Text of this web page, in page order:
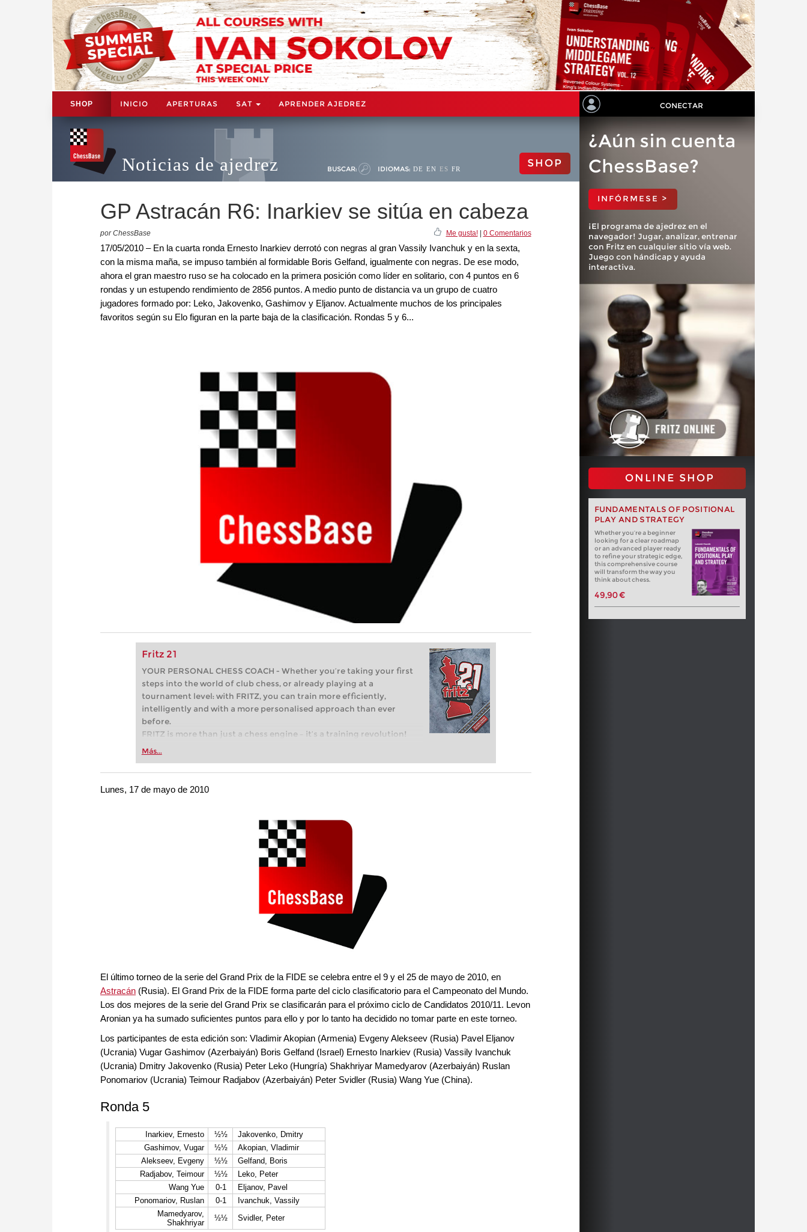
SHOP INICIO APERTURAS SAT APRENDER AJEDREZ CONECTAR
Noticias de ajedrez BUSCAR: IDIOMAS: DE EN ES FR SHOP
GP Astracán R6: Inarkiev se sitúa en cabeza
por ChessBase Me gusta!| 0 Comentarios
17/05/2010 – En la cuarta ronda Ernesto Inarkiev derrotó con negras al gran Vassily Ivanchuk y en la sexta,
con la misma maña, se impuso también al formidable Boris Gelfand, igualmente con negras. De ese modo,
ahora el gran maestro ruso se ha colocado en la primera posición como líder en solitario, con 4 puntos en 6
rondas y un estupendo rendimiento de 2856 puntos. A medio punto de distancia va un grupo de cuatro
jugadores formado por: Leko, Jakovenko, Gashimov y Eljanov. Actualmente muchos de los principales
favoritos según su Elo figuran en la parte baja de la clasificación. Rondas 5 y 6...
Fritz 21
YOUR PERSONAL CHESS COACH - Whether you’re taking your first
steps into the world of club chess, or already playing at a
tournament level: with FRITZ, you can train more efficiently,
intelligently and with a more personalised approach than ever
before.
FRITZ is more than just a chess engine – it’s a training revolution!
Whether you’re taking your first steps into the world of club chess,
more efficiently, intelligently and with a more personalised
approach than ever before.
Más...
¿Aún sin cuenta
ChessBase?
INFÓRMESE >
¡El programa de ajedrez en el
navegador! Jugar, analizar, entrenar
con Fritz en cualquier sitio vía web.
Juego con hándicap y ayuda
interactiva.
ONLINE SHOP
FUNDAMENTALS OF POSITIONAL
PLAY AND STRATEGY
Whether you‘re a beginner
looking for a clear roadmap
or an advanced player ready
to refine your strategic edge,
this comprehensive course
will transform the way you
think about chess.
49,90 €
Lunes, 17 de mayo de 2010
El último torneo de la serie del Grand Prix de la FIDE se celebra entre el 9 y el 25 de mayo de 2010, en
Astracán (Rusia). El Grand Prix de la FIDE forma parte del ciclo clasificatorio para el Campeonato del Mundo.
Los dos mejores de la serie del Grand Prix se clasificarán para el próximo ciclo de Candidatos 2010/11. Levon
Aronian ya ha sumado suficientes puntos para ello y por lo tanto ha decidido no tomar parte en este torneo.
Los participantes de esta edición son: Vladimir Akopian (Armenia) Evgeny Alekseev (Rusia) Pavel Eljanov
(Ucrania) Vugar Gashimov (Azerbaiyán) Boris Gelfand (Israel) Ernesto Inarkiev (Rusia) Vassily Ivanchuk
(Ucrania) Dmitry Jakovenko (Rusia) Peter Leko (Hungría) Shakhriyar Mamedyarov (Azerbaiyán) Ruslan
Ponomariov (Ucrania) Teimour Radjabov (Azerbaiyán) Peter Svidler (Rusia) Wang Yue (China).
Ronda 5
Inarkiev, Ernesto ½½
Jakovenko, Dmitry
Gashimov, Vugar
½½
Akopian, Vladimir
Alekseev, Evgeny
½½
Gelfand, Boris
Radjabov, Teimour
½½
Leko, Peter
Wang Yue
0-1
Eljanov, Pavel
Ponomariov, Ruslan
0-1
Ivanchuk, Vassily
Mamedyarov,
Shakhriyar
½½ Svidler, Peter